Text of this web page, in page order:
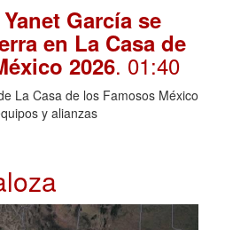
García se
en La Casa de
2026. 01:40
La Casa de los Famosos México
y alianzas